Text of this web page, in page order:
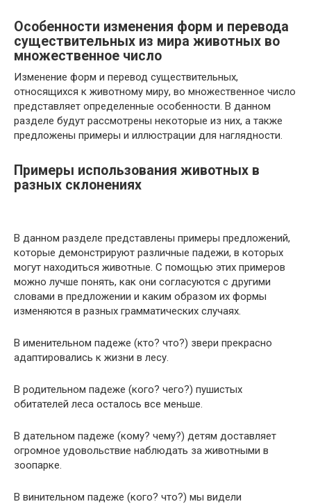
Особенности изменения форм и перевода
существительных из мира животных во
множественное число
Изменение форм и перевод существительных,
относящихся к животному миру, во множественное число
представляет определенные особенности. В данном
разделе будут рассмотрены некоторые из них, а также
предложены примеры и иллюстрации для наглядности.
Примеры использования животных в
разных склонениях
В данном разделе представлены примеры предложений,
которые демонстрируют различные падежи, в которых
могут находиться животные. С помощью этих примеров
можно лучше понять, как они согласуются с другими
словами в предложении и каким образом их формы
изменяются в разных грамматических случаях.
В именительном падеже (кто? что?) звери прекрасно
адаптировались к жизни в лесу.
В родительном падеже (кого? чего?) пушистых
обитателей леса осталось все меньше.
В дательном падеже (кому? чему?) детям доставляет
огромное удовольствие наблюдать за животными в
зоопарке.
В винительном падеже (кого? что?) мы видели